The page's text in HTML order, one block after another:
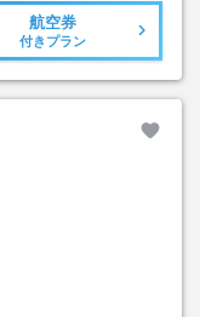
航空券
付きプラン